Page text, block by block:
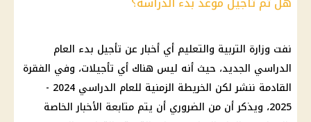
نفت وزارة التربية والتعليم أي أخبار عن تأجيل بدء العام
الدراسي الجديد، حيث أنه ليس هناك أي تأجيلات، وفي الفقرة
القادمة ننشر لكن الخريطة الزمنية للعام الدراسي 2024 -
2025، ويذكر أن من الضروري أن يتم متابعة الأخبار الخاصة